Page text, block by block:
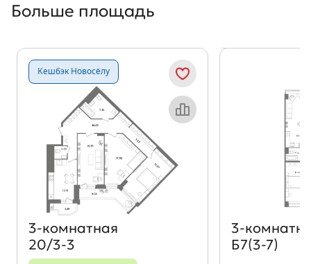
Больше площадь
Кешбэк Новосёлу
Объект месяца
3‑комнатная
20/3-3
Б7(3-7)